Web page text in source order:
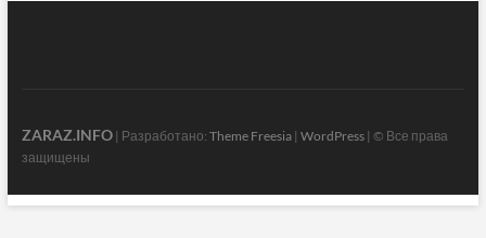
ZARAZ.INFO| Разработано: Theme Freesia| WordPress| © Все права
защищены